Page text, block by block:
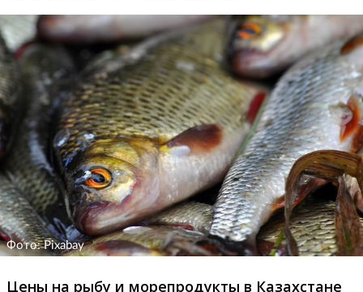
Фото: Pixabay
Цены на рыбу и морепродукты в Казахстане